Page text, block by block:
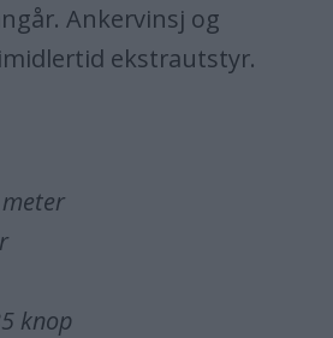
Ankervinsj og
ekstrautstyr.
knop